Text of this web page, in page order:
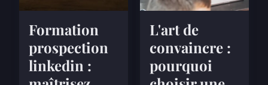
Formation
prospection
linkedin :
L'art de
convaincre :
pourquoi